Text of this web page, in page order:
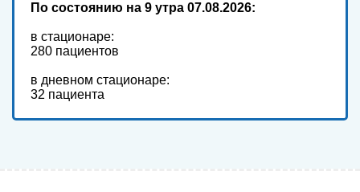
По состоянию на 9 утра 07.08.2026:
в стационаре:
280 пациентов
в дневном стационаре:
32 пациента